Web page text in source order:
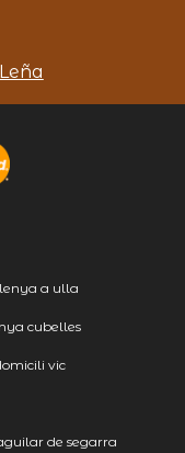
Leña
a ulla
cubelles
vic
de segarra